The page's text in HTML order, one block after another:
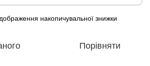
накопичувальної знижки
Порівняти